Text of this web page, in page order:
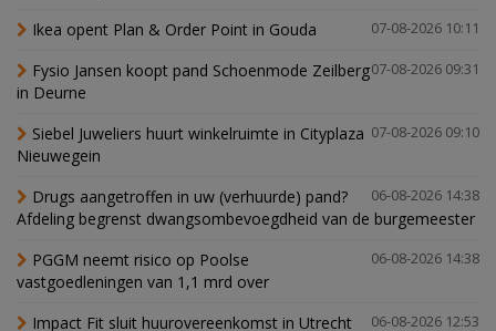
07-08-2026 10:11
Ikea opent Plan & Order Point in Gouda
07-08-2026 09:31
Fysio Jansen koopt pand Schoenmode Zeilberg
in Deurne
07-08-2026 09:10
Siebel Juweliers huurt winkelruimte in Cityplaza
Nieuwegein
06-08-2026 14:38
Drugs aangetroffen in uw (verhuurde) pand?
Afdeling begrenst dwangsombevoegdheid van de burgemeester
06-08-2026 14:38
PGGM neemt risico op Poolse
vastgoedleningen van 1,1 mrd over
06-08-2026 12:53
Impact Fit sluit huurovereenkomst in Utrecht